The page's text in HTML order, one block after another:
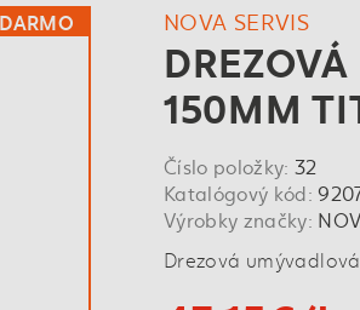
NOVA SERVIS
150MM
Číslo položky: 32
Katalógový kód:
Výrobky značky:
Drezová